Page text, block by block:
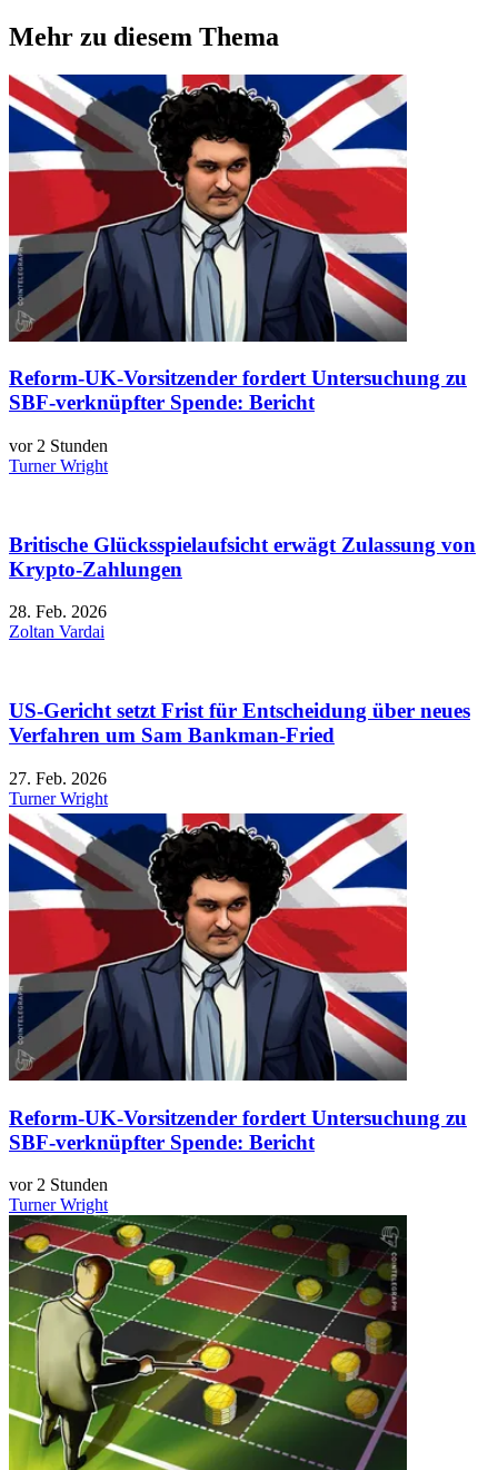
Mehr zu diesem Thema
Reform-UK-Vorsitzender fordert Untersuchung zu
SBF-verknüpfter Spende: Bericht
vor 2 Stunden
Turner Wright
Britische Glücksspielaufsicht erwägt Zulassung von
Krypto-Zahlungen
28. Feb. 2026
Zoltan Vardai
US-Gericht setzt Frist für Entscheidung über neues
Verfahren um Sam Bankman-Fried
27. Feb. 2026
Turner Wright
Reform-UK-Vorsitzender fordert Untersuchung zu
SBF-verknüpfter Spende: Bericht
vor 2 Stunden
Turner Wright